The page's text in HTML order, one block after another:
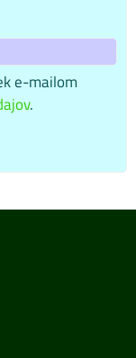
e-mailom
.